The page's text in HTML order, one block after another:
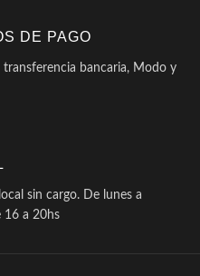
DE PAGO
transferencia bancaria, Modo y
sin cargo. De lunes a
16 a 20hs